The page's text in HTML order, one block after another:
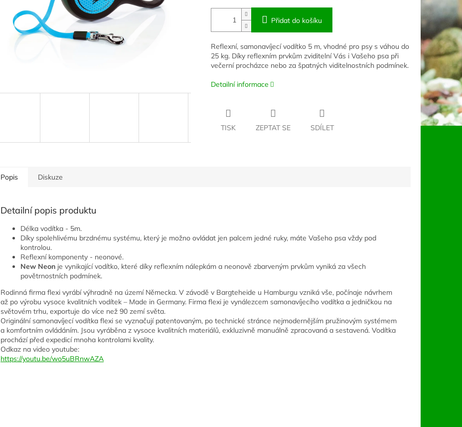
Přidat do košíku
Reflexní, samonavíjecí vodítko 5 m, vhodné pro psy s váhou do
25 kg. Díky reflexním prvkům zviditelní Vás i Vašeho psa při
večerní procházce nebo za špatných viditelnostních podmínek.
Detailní informace
TISK ZEPTAT SE SDÍLET
Popis Diskuze
Detailní popis produktu
Délka vodítka - 5m.
Díky spolehlivému brzdnému systému, který je možno ovládat jen palcem jedné ruky, máte Vašeho psa vždy pod
kontrolou.
Reflexní komponenty - neonové.
New Neon je vynikající vodítko, které díky reflexním nálepkám a neonově zbarveným prvkům vyniká za všech
povětrnostních podmínek.
Rodinná firma flexi vyrábí výhradně na území Německa. V závodě v Bargteheide u Hamburgu vzniká vše, počínaje návrhem
až po výrobu vysoce kvalitních vodítek – Made in Germany. Firma flexi je vynálezcem samonavíjecího vodítka a jedničkou na
světovém trhu, exportuje do více než 90 zemí světa.
Originální samonavíjecí vodítka flexi se vyznačují patentovaným, po technické stránce nejmodernějším pružinovým systémem
a komfortním ovládáním. Jsou vyráběna z vysoce kvalitních materiálů, exkluzivně manuálně zpracovaná a sestavená. Vodítka
prochází před expedicí mnoha kontrolami kvality.
Odkaz na video youtube:
https://youtu.be/wo5uBRnwAZA